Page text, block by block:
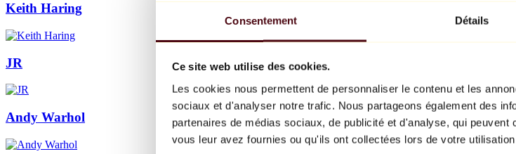
Consentement Détails
Ce site web utilise des cookies.
Les cookies nous permettent de personnaliser le contenu et les
sociaux et d'analyser notre trafic. Nous partageons également des
partenaires de médias sociaux, de publicité et d'analyse, qui
vous leur avez fournies ou qu'ils ont collectées lors de votre
Keith Haring
JR
Andy Warhol